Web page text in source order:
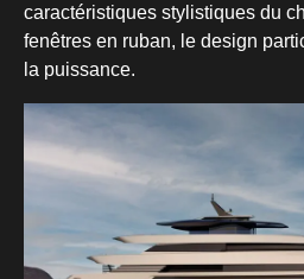
caractéristiques stylistiques du
fenêtres en ruban, le design
la puissance.